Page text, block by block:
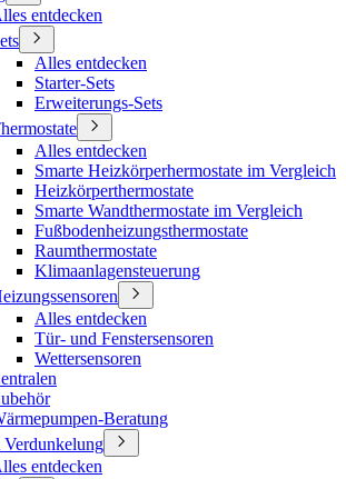
entdecken
Alles entdecken
Starter-Sets
Erweiterungs-Sets
Alles entdecken
Smarte Heizkörperhermostate im Vergleich
Heizkörperthermostate
Smarte Wandthermostate im Vergleich
Fußbodenheizungsthermostate
Raumthermostate
Klimaanlagensteuerung
Alles entdecken
Tür- und Fenstersensoren
Wettersensoren
Beratung
entdecken